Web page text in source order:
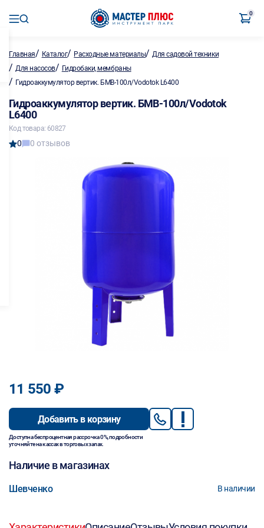
0
Главная/ Каталог/ Расходные материалы/Для садовой техники
/ Для насосов/ Гидробаки, мембраны
/ Гидроаккумулятор вертик. БМВ-100л/Vodotok L6400
Гидроаккумулятор вертик. БМВ-100л/Vodotok
L6400
Код товара: 60827
0 0 отзывов
11 550 ₽
Добавить в корзину
Доступна беспроцентная рассрочка 0%, подробности
уточняйте на кассах в торговых залах.
Наличие в магазинах
Шевченко В наличии